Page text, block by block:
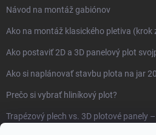
Návod na montáž gabiónov
Ako na montáž klasického pletiva (krok
Ako postaviť 2D a 3D panelový plot
Ako si naplánovať stavbu plota na jar
Prečo si vybrať hliníkový plot?
Trapézový plech vs. 3D plotové panely